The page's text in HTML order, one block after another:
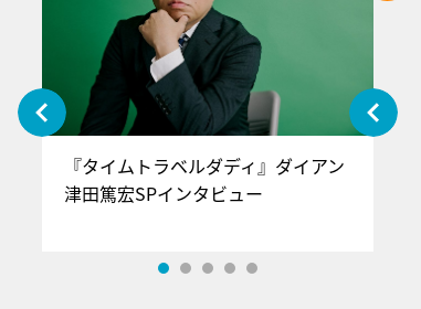
『タイムトラベルダディ』ダイアン
津田篤宏SPインタビュー